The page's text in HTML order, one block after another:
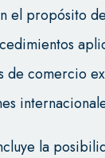
el propósito
de comercio
la